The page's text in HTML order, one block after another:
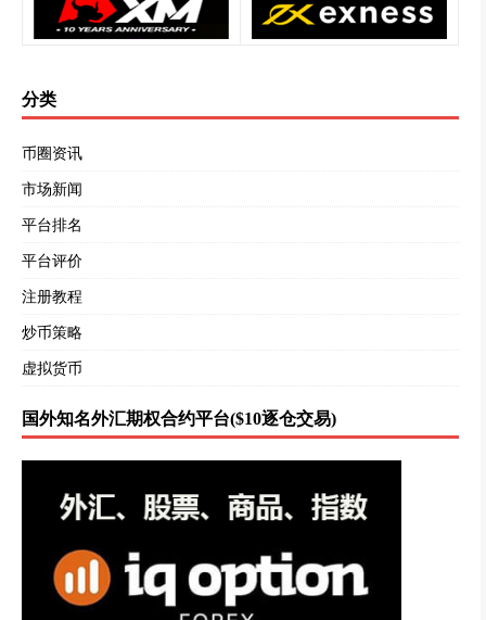
分类
币圈资讯
市场新闻
平台排名
平台评价
注册教程
炒币策略
虚拟货币
国外知名外汇期权合约平台($10逐仓交易)